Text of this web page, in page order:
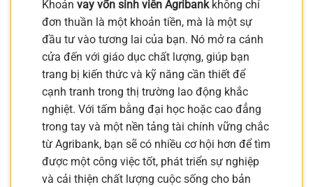
Khoản vay vốn sinh viên Agribankkhông chỉ
đơn thuần là một khoản tiền, mà là một sự
đầu tư vào tương lai của bạn. Nó mở ra cánh
cửa đến với giáo dục chất lượng, giúp bạn
trang bị kiến thức và kỹ năng cần thiết để
cạnh tranh trong thị trường lao động khắc
nghiệt. Với tấm bằng đại học hoặc cao đẳng
trong tay và một nền tảng tài chính vững chắc
từ Agribank, bạn sẽ có nhiều cơ hội hơn để tìm
được một công việc tốt, phát triển sự nghiệp
và cải thiện chất lượng cuộc sống cho bản